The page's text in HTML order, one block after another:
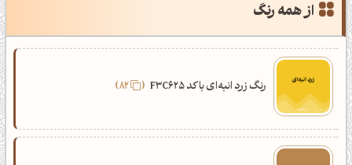
از همه رنگ
رنگ زرد انبه‌ای با کد F3C625 82